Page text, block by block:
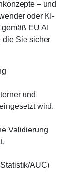
– und
oder KI-
EU AI
die Sie sicher
und
wird.
Validierung
AUC)